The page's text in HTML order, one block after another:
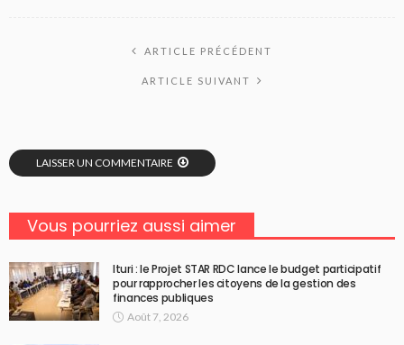
ARTICLE PRÉCÉDENT
ARTICLE SUIVANT
LAISSER UN COMMENTAIRE
Vous pourriez aussi aimer
Ituri : le Projet STAR RDC lance le budget participatif
pour rapprocher les citoyens de la gestion des
finances publiques
Août 7, 2026